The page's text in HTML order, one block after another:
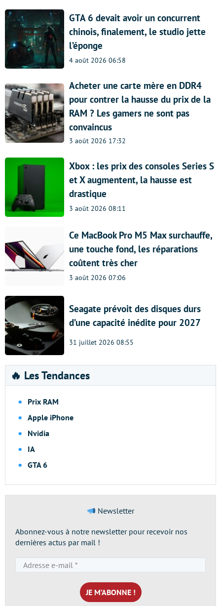
GTA 6 devait avoir un concurrent
chinois, finalement, le studio jette
l’éponge
4 août 2026 06:58
Acheter une carte mère en DDR4
pour contrer la hausse du prix de la
RAM ? Les gamers ne sont pas
convaincus
3 août 2026 17:32
Xbox : les prix des consoles Series S
et X augmentent, la hausse est
drastique
3 août 2026 08:11
Ce MacBook Pro M5 Max surchauffe,
une touche fond, les réparations
coûtent très cher
3 août 2026 07:06
Seagate prévoit des disques durs
d’une capacité inédite pour 2027
31 juillet 2026 08:55
🔥 Les Tendances
Prix RAM
Apple iPhone
Nvidia
IA
GTA 6
Newsletter
Abonnez-vous à notre newsletter pour recevoir nos
dernières actus par mail !
e-
mail
*